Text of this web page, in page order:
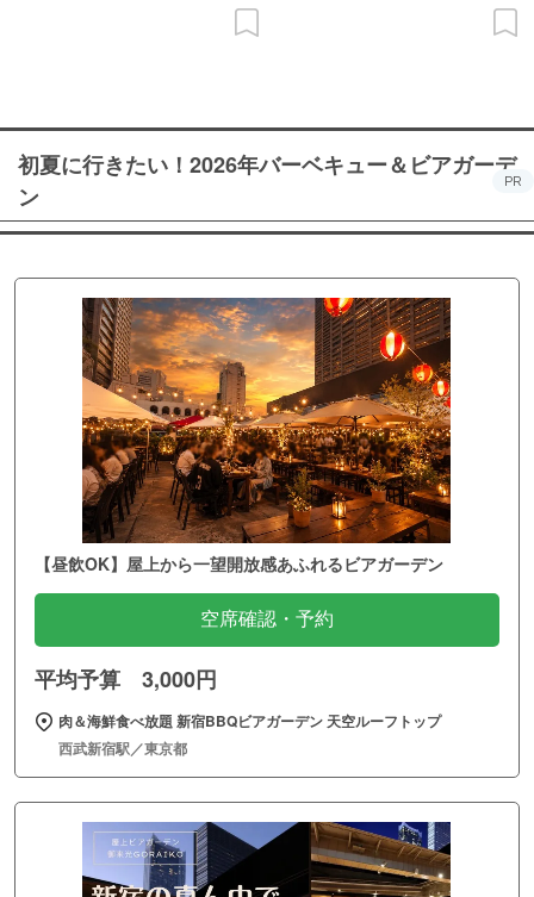
初夏に行きたい！2026年バーベキュー＆ビアガーデ
ン
PR
【昼飲OK】屋上から一望開放感あふれるビアガーデン
空席確認・予約
平均予算 3,000円
肉＆海鮮食べ放題 新宿BBQビアガーデン 天空ルーフトップ
西武新宿駅／東京都